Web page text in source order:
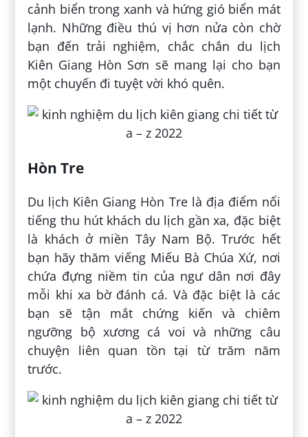
cảnh biển trong xanh và hứng gió biển mát
lạnh. Những điều thú vị hơn nửa còn chờ
bạn đến trải nghiệm, chắc chắn du lịch
Kiên Giang Hòn Sơn sẽ mang lại cho bạn
một chuyến đi tuyệt vời khó quên.
Hòn Tre
Du lịch Kiên Giang Hòn Tre là địa điểm nổi
tiếng thu hút khách du lịch gần xa, đặc biệt
là khách ở miền Tây Nam Bộ. Trước hết
bạn hãy thăm viếng Miếu Bà Chúa Xứ, nơi
chứa đựng niềm tin của ngư dân nơi đây
mỗi khi xa bờ đánh cá. Và đặc biệt là các
bạn sẽ tận mắt chứng kiến và chiêm
ngưỡng bộ xương cá voi và những câu
chuyện liên quan tồn tại từ trăm năm
trước.